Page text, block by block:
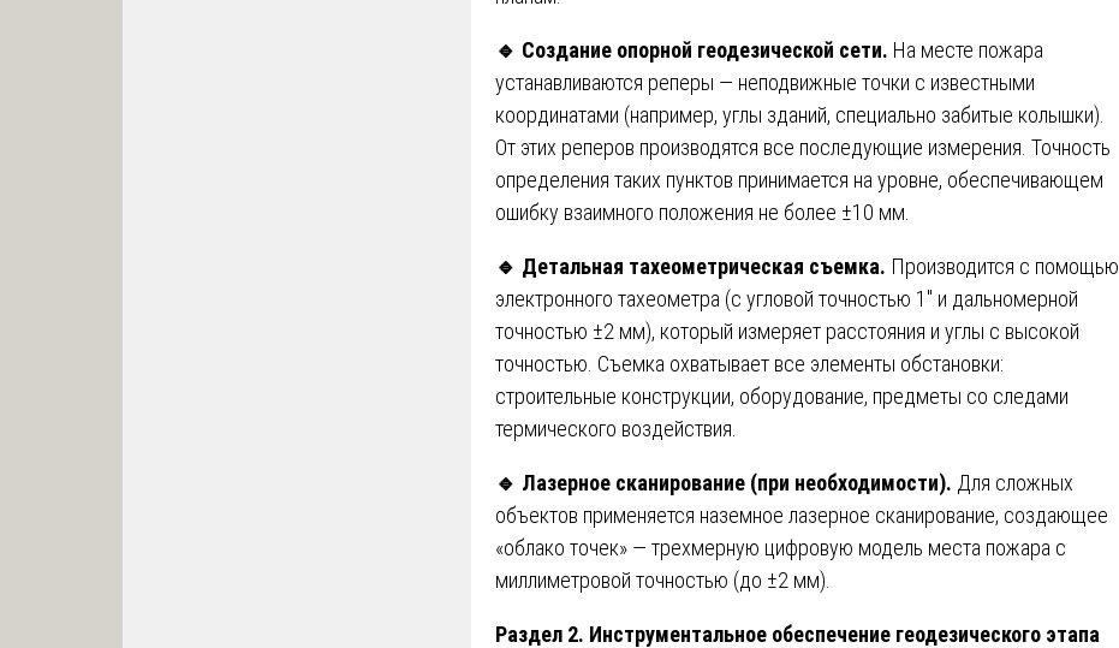
🔹 Создание опорной геодезической сети. На месте пожара
устанавливаются реперы — неподвижные точки с известными
координатами (например, углы зданий, специально забитые колышки).
От этих реперов производятся все последующие измерения. Точность
определения таких пунктов принимается на уровне, обеспечивающем
ошибку взаимного положения не более ±10 мм.
🔹 Детальная тахеометрическая съемка. Производится с помощью
электронного тахеометра (с угловой точностью 1″ и дальномерной
точностью ±2 мм), который измеряет расстояния и углы с высокой
точностью. Съемка охватывает все элементы обстановки:
строительные конструкции, оборудование, предметы со следами
термического воздействия.
🔹 Лазерное сканирование (при необходимости). Для сложных
объектов применяется наземное лазерное сканирование, создающее
«облако точек» — трехмерную цифровую модель места пожара с
миллиметровой точностью (до ±2 мм).
Раздел 2. Инструментальное обеспечение геодезического этапа